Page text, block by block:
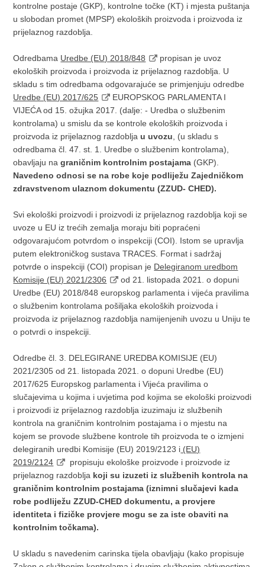
kontrolne postaje (GKP), kontrolne točke (KT) i mjesta puštanja
u slobodan promet (MPSP) ekoloških proizvoda i proizvoda iz
prijelaznog razdoblja.
Odredbama Uredbe (EU) 2018/848
propisan je uvoz
ekoloških proizvoda i proizvoda iz prijelaznog razdoblja. U
skladu s tim odredbama odgovarajuće se primjenjuju odredbe
Uredbe (EU) 2017/625
EUROPSKOG PARLAMENTA I
VIJEĆA od 15. ožujka 2017. (dalje: - Uredba o službenim
kontrolama) u smislu da se kontrole ekoloških proizvoda i
proizvoda iz prijelaznog razdobljau uvozu , (u skladu s
odredbama čl. 47. st. 1. Uredbe o službenim kontrolama),
obavljaju nagraničnim kontrolnim postajama (GKP).
Navedeno odnosi se na robe koje podliježu Zajedničkom
zdravstvenom ulaznom dokumentu (ZZUD- CHED).
Svi ekološki proizvodi i proizvodi iz prijelaznog razdoblja koji se
uvoze u EU iz trećih zemalja moraju biti popraćeni
odgovarajućom potvrdom o inspekciji (COI). Istom se upravlja
putem elektroničkog sustava TRACES. Format i sadržaj
potvrde o inspekciji (COI) propisan je Delegiranom uredbom
Komisije (EU) 2021/2306
od 21. listopada 2021. o dopuni
Uredbe (EU) 2018/848 europskog parlamenta i vijeća pravilima
o službenim kontrolama pošiljaka ekoloških proizvoda i
proizvoda iz prijelaznog razdoblja namijenjenih uvozu u Uniju te
o potvrdi o inspekciji.
Odredbe čl. 3. DELEGIRANE UREDBA KOMISIJE (EU)
2021/2305 od 21. listopada 2021. o dopuni Uredbe (EU)
2017/625 Europskog parlamenta i Vijeća pravilima o
slučajevima u kojima i uvjetima pod kojima se ekološki proizvodi
i proizvodi iz prijelaznog razdoblja izuzimaju iz službenih
kontrola na graničnim kontrolnim postajama i o mjestu na
kojem se provode službene kontrole tih proizvoda te o izmjeni
delegiranih uredbi Komisije (EU) 2019/2123 i (EU)
2019/2124
propisuju ekološke proizvode i proizvode iz
prijelaznog razdoblja koji su izuzeti iz službenih kontrola na
graničnim kontrolnim postajama (iznimni slučajevi kada
robe podliježu ZZUD-CHED dokumentu, a provjere
identiteta i fizičke provjere mogu se za iste obaviti na
kontrolnim točkama).
U skladu s navedenim carinska tijela obavljaju (kako propisuje